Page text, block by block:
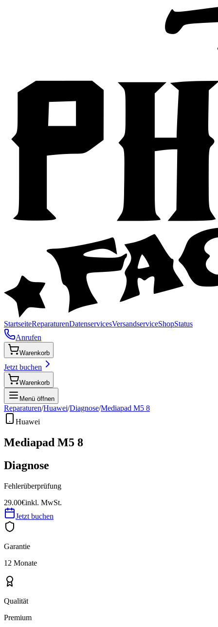
StartseiteReparaturenDatenservicesVersandserviceShopStatus
Anrufen
Warenkorb
Jetzt buchen
Warenkorb
Menü öffnen
Reparaturen/Huawei/Diagnose/Mediapad M5 8
Huawei
Mediapad M5 8
Diagnose
Fehlerüberprüfung
29.00€inkl. MwSt.
Jetzt buchen
Garantie
12 Monate
Qualität
Premium